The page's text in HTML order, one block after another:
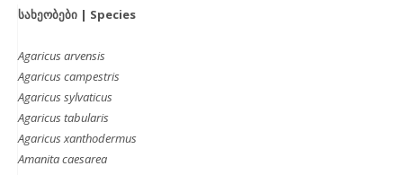
სახეობები | Species
Agaricus arvensis
Agaricus campestris
Agaricus sylvaticus
Agaricus tabularis
Agaricus xanthodermus
Amanita caesarea